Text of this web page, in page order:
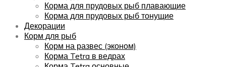
Корма для прудовых рыб плавающие
Корма для прудовых рыб тонущие
Декорации
Корм для рыб
Корм на развес (эконом)
Корма Tetra в ведрах